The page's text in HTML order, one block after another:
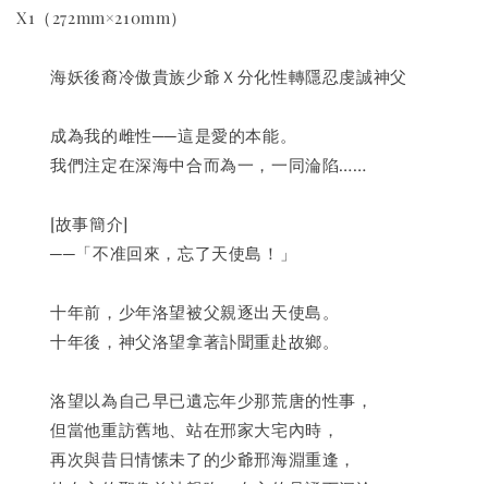
X1（272mm×210mm）
海妖後裔冷傲貴族少爺Ｘ分化性轉隱忍虔誠神父
成為我的雌性──這是愛的本能。
我們注定在深海中合而為一，一同淪陷……
[故事簡介]
──「不准回來，忘了天使島！」
十年前，少年洛望被父親逐出天使島。
十年後，神父洛望拿著訃聞重赴故鄉。
洛望以為自己早已遺忘年少那荒唐的性事，
但當他重訪舊地、站在邢家大宅內時，
再次與昔日情愫未了的少爺邢海淵重逢，